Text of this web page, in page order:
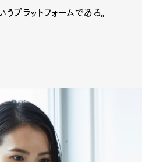
うプラットフォームである。